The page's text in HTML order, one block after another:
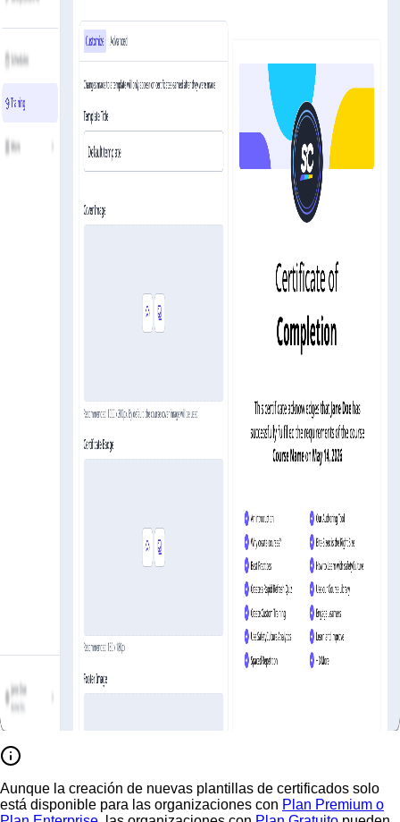
Aunque la creación de nuevas plantillas de certificados solo
está disponible para las organizaciones con Plan Premium o